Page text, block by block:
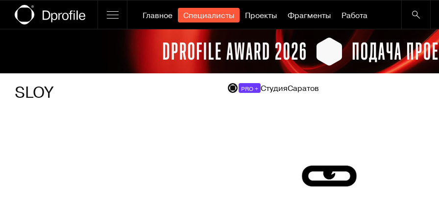
Главное Специалисты Проекты Фрагменты Работа
SLOY PRO + СтудияСаратов